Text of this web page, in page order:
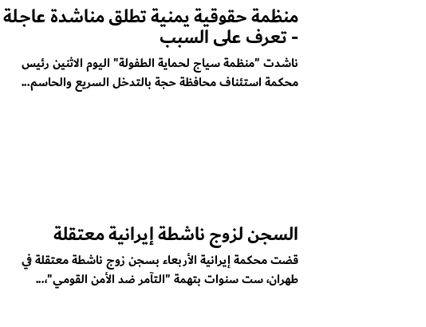
منظمة حقوقية يمنية تطلق مناشدة عاجـلة
- تعرف على السبب
ناشدت "منظمة سياج لحماية الطفولة" اليوم الاثنين رئيس
محكمة استئناف محافظة حجة بالتدخل السريع والحاسم...
السجن لزوج ناشطة إيرانية معتقلة
قضت محكمة إيرانية الأربعاء بسجن زوج ناشطة معتقلة في
طهران، ست سنوات بتهمة "التآمر ضد الأمن القومي"،...